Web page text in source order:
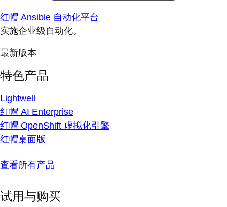
红帽 Ansible 自动化平台
实施企业级自动化。
最新版本
特色产品
Lightwell
红帽 AI Enterprise
红帽 OpenShift 虚拟化引擎
红帽桌面版
查看所有产品
试用与购买